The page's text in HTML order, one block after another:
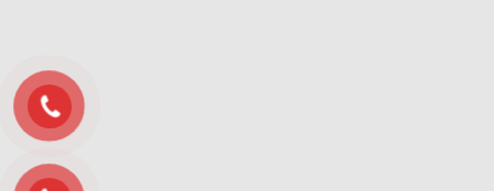
trên ghế, chân ghế đều tạo nên một cuốn hút khó cưỡng.
Chiếc ghế này không chỉ là một tác phẩm nghệ thuật, mà
còn thể hiện đậm nét gu thẩm mỹ và đẳng cấp của gia
chủ.